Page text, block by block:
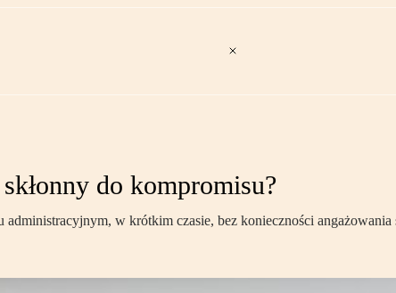
do kompromisu?
w krótkim czasie, bez konieczności angażowania